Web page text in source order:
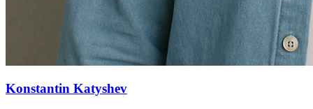
Konstantin Katyshev